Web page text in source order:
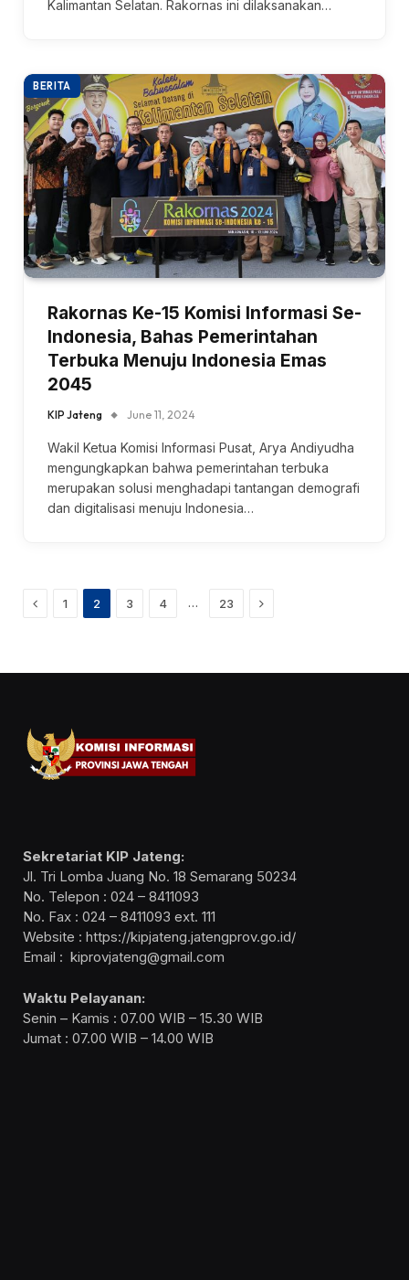
Kalimantan Selatan. Rakornas ini dilaksanakan…
BERITA
Rakornas Ke-15 Komisi Informasi Se-
Indonesia, Bahas Pemerintahan
Terbuka Menuju Indonesia Emas
2045
KIP Jateng June 11, 2024
Wakil Ketua Komisi Informasi Pusat, Arya Andiyudha
mengungkapkan bahwa pemerintahan terbuka
merupakan solusi menghadapi tantangan demografi
dan digitalisasi menuju Indonesia…
Previous
1 2 3 4 … 23 Next
Sekretariat KIP Jateng:
Jl. Tri Lomba Juang No. 18 Semarang 50234
No. Telepon : 024 – 8411093
No. Fax : 024 – 8411093 ext. 111
Website : https://kipjateng.jatengprov.go.id/
Email : kiprovjateng@gmail.com
Waktu Pelayanan:
Senin – Kamis : 07.00 WIB – 15.30 WIB
Jumat : 07.00 WIB – 14.00 WIB